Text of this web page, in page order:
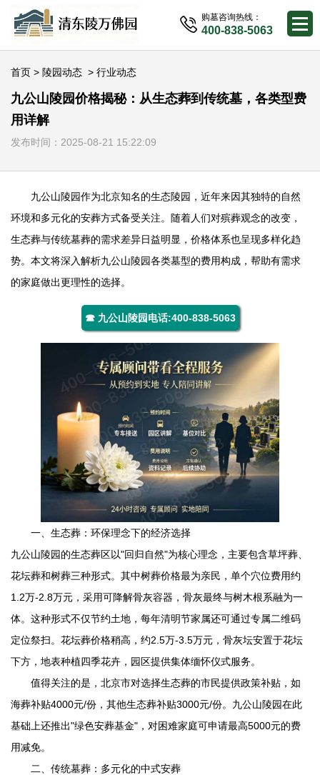
购墓咨询热线：
400-838-5063
首页 > 陵园动态 > 行业动态
九公山陵园价格揭秘：从生态葬到传统墓，各类型费
用详解
发布时间：2025-08-21 15:22:09
九公山陵园作为北京知名的生态陵园，近年来因其独特的自然
环境和多元化的安葬方式备受关注。随着人们对殡葬观念的改变，
生态葬与传统墓葬的需求差异日益明显，价格体系也呈现多样化趋
势。本文将深入解析九公山陵园各类墓型的费用构成，帮助有需求
的家庭做出更理性的选择。
☎ 九公山陵园电话:400-838-5063
一、生态葬：环保理念下的经济选择
九公山陵园的生态葬区以"回归自然"为核心理念，主要包含草坪葬、
花坛葬和树葬三种形式。其中树葬价格最为亲民，单个穴位费用约
1.2万-2.8万元，采用可降解骨灰容器，骨灰最终与树木根系融为一
体。这种形式不仅节约土地，每年清明节家属还可通过专属二维码
定位祭扫。花坛葬价格稍高，约2.5万-3.5万元，骨灰坛安置于花坛
下方，地表种植四季花卉，园区提供集体缅怀仪式服务。
值得关注的是，北京市对选择生态葬的市民提供政策补贴，如
海葬补贴4000元/份，其他生态葬补贴3000元/份。 九公山陵园在此
基础上还推出"绿色安葬基金"，对困难家庭可申请最高5000元的费
用减免。
二、传统墓葬：多元化的中式安葬